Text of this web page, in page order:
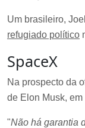
Um brasileiro,
refugiado político
SpaceX
Na prospecto da
de Elon Musk,
"Não há garantia